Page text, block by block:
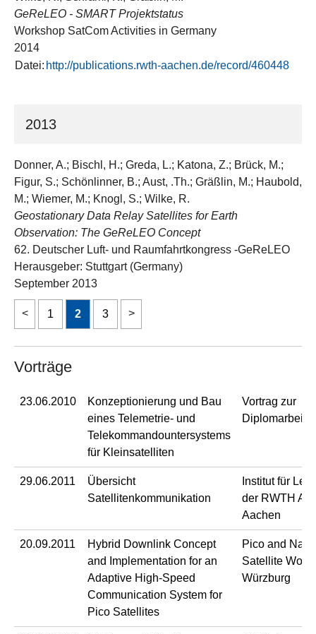
GeReLEO - SMART Projektstatus
Workshop SatCom Activities in Germany
2014
Datei: http://publications.rwth-aachen.de/record/460448
2013
Donner, A.; Bischl, H.; Greda, L.; Katona, Z.; Brück, M.;
Figur, S.; Schönlinner, B.; Aust, .Th.; Gräßlin, M.; Haubold,
M.; Wiemer, M.; Knogl, S.; Wilke, R.
Geostationary Data Relay Satellites for Earth
Observation: The GeReLEO Concept
62. Deutscher Luft- und Raumfahrtkongress -GeReLEO
Herausgeber: Stuttgart (Germany)
September 2013
1 2 3
Vorträge
23.06.2010
Konzeptionierung und Bau
eines Telemetrie- und
Telekommandountersystems
für Kleinsatelliten
Vortrag zur
Diplomarbeit,
29.06.2011
Übersicht
Satellitenkommunikation
Institut für
der RWTH
Aachen
20.09.2011
Hybrid Downlink Concept
and Implementation for an
Adaptive High-Speed
Communication System for
Pico Satellites
Pico and Nano
Satellite
Würzburg